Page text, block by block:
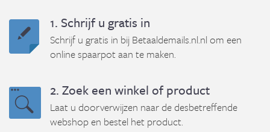
1. Schrijf u gratis in
Schrijf u gratis in bij Betaaldemails.nl.nl om een
online spaarpot aan te maken.
2. Zoek een winkel of product
Laat u doorverwijzen naar de desbetreffende
webshop en bestel het product.